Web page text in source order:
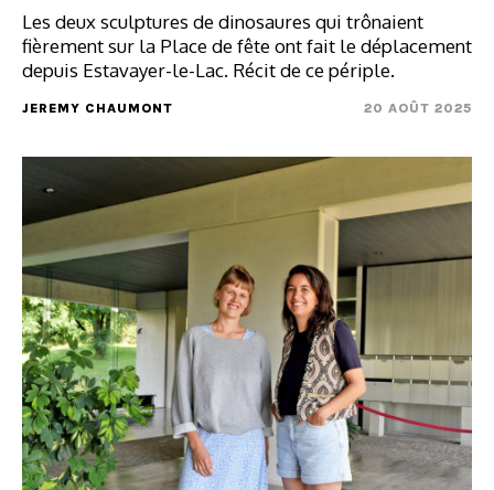
Les deux sculptures de dinosaures qui trônaient
fièrement sur la Place de fête ont fait le déplacement
depuis Estavayer-le-Lac. Récit de ce périple.
JEREMY CHAUMONT 20 AOÛT 2025